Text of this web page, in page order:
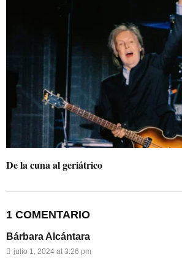
De la cuna al geriátrico
1 COMENTARIO
Bárbara Alcántara
julio 1, 2024 at 3:26 pm